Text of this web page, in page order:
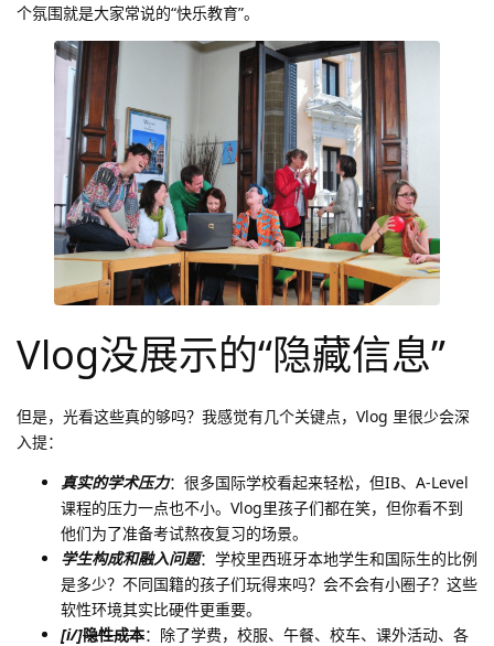
个氛围就是大家常说的“快乐教育”。
Vlog没展示的“隐藏信息”
但是，光看这些真的够吗？我感觉有几个关键点，Vlog 里很少会深
入提：
真实的学术压力：很多国际学校看起来轻松，但IB、A-Level
课程的压力一点也不小。Vlog里孩子们都在笑，但你看不到
他们为了准备考试熬夜复习的场景。
学生构成和融入问题：学校里西班牙本地学生和国际生的比例
是多少？不同国籍的孩子们玩得来吗？会不会有小圈子？这些
软性环境其实比硬件更重要。
[i/]隐性成本：除了学费，校服、午餐、校车、课外活动、各